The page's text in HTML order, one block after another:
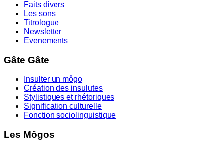
Faits divers
Les sons
Titrologue
Newsletter
Evenements
Gâte Gâte
Insulter un môgo
Création des insulutes
Stylistiques et rhétoriques
Signification culturelle
Fonction sociolinguistique
Les Môgos